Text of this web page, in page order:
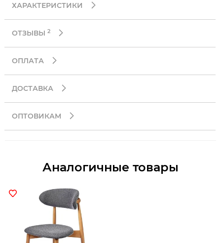
ХАРАКТЕРИСТИКИ
ОТЗЫВЫ 2
ОПЛАТА
ДОСТАВКА
ОПТОВИКАМ
Аналогичные товары